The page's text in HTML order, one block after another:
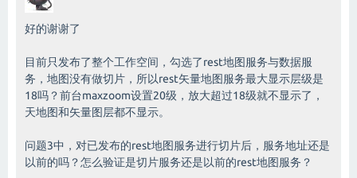
好的谢谢了
目前只发布了整个工作空间，勾选了rest地图服务与数据服
务，地图没有做切片，所以rest矢量地图服务最大显示层级是
18吗？前台maxzoom设置20级，放大超过18级就不显示了，
天地图和矢量图层都不显示。
问题3中，对已发布的rest地图服务进行切片后，服务地址还是
以前的吗？怎么验证是切片服务还是以前的rest地图服务？